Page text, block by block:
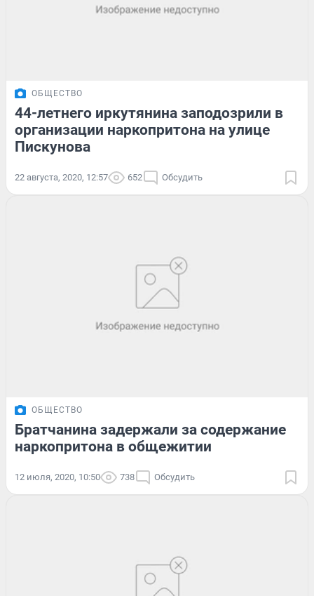
ОБЩЕСТВО
44-летнего иркутянина заподозрили в
организации наркопритона на улице
Пискунова
22 августа, 2020, 12:57 652 Обсудить
ОБЩЕСТВО
Братчанина задержали за содержание
наркопритона в общежитии
12 июля, 2020, 10:50 738 Обсудить